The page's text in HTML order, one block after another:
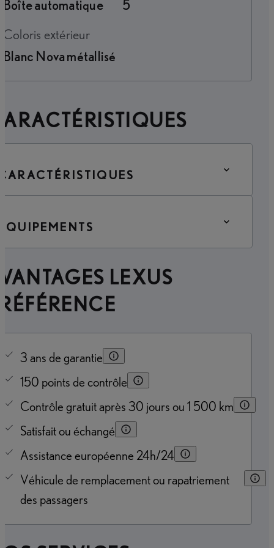
Boîte automatique
5
Coloris extérieur
Blanc Nova métallisé
LEXUS
3 ans de garantie
150 points de contrôle
Contrôle gratuit après 30 jours ou 1 500 km
Satisfait ou échangé
Assistance européenne 24h/24
Véhicule de remplacement ou rapatriement
des passagers